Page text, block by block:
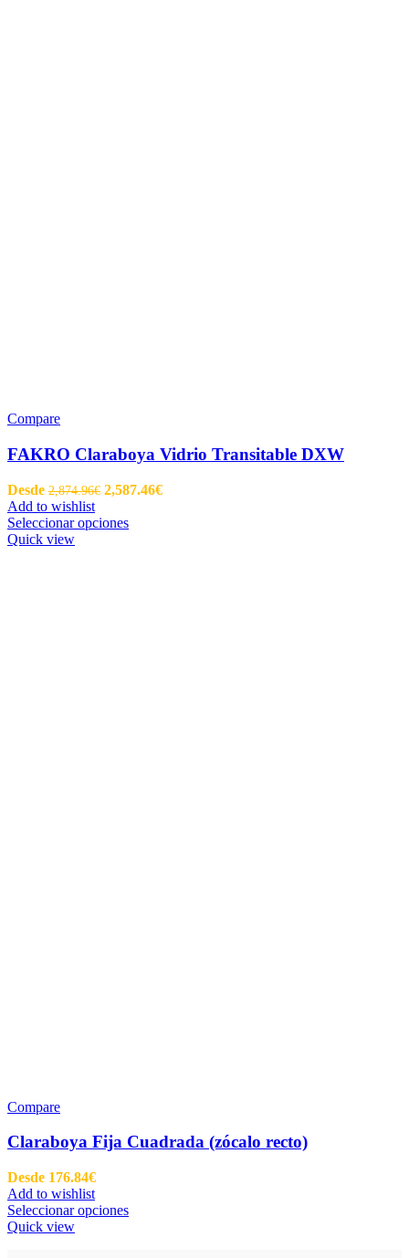
Compare
FAKRO Claraboya Vidrio Transitable DXW
Desde 2,874.96€ 2,587.46€
Add to wishlist
Seleccionar opciones
Quick view
Compare
Claraboya Fija Cuadrada (zócalo recto)
Desde 176.84€
Add to wishlist
Seleccionar opciones
Quick view